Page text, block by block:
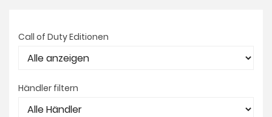
Call of Duty Editionen
Händler filtern